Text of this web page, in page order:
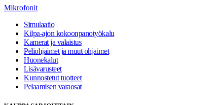
Mikrofonit
Simulaatio
Kilpa-ajon kokoonpanotyökalu
Kamerat ja valaistus
Peliohjaimet ja muut ohjaimet
Huonekalut
Lisävarusteet
Kunnostetut tuotteet
Pelaamisen varaosat